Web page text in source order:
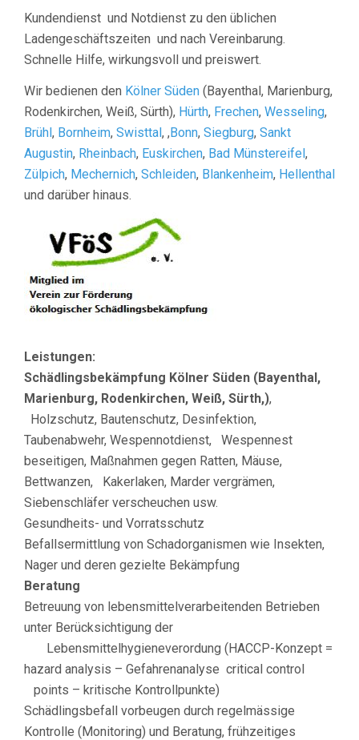
Kundendienst und Notdienst zu den üblichen
Ladengeschäftszeiten und nach Vereinbarung.
Schnelle Hilfe, wirkungsvoll und preiswert.
Wir bedienen den Kölner Süden (Bayenthal, Marienburg,
Rodenkirchen, Weiß, Sürth), Hürth, Frechen, Wesseling,
Brühl, Bornheim, Swisttal, ,Bonn, Siegburg, Sankt
Augustin, Rheinbach, Euskirchen, Bad Münstereifel,
Zülpich, Mechernich, Schleiden, Blankenheim, Hellenthal
und darüber hinaus.
Leistungen:
Schädlingsbekämpfung Kölner Süden (Bayenthal,
Marienburg, Rodenkirchen, Weiß, Sürth,),
Holzschutz, Bautenschutz, Desinfektion,
Taubenabwehr, Wespennotdienst, Wespennest
beseitigen, Maßnahmen gegen Ratten, Mäuse,
Bettwanzen, Kakerlaken, Marder vergrämen,
Siebenschläfer verscheuchen usw.
Gesundheits- und Vorratsschutz
Befallsermittlung von Schadorganismen wie Insekten,
Nager und deren gezielte Bekämpfung
Beratung
Betreuung von lebensmittelverarbeitenden Betrieben
unter Berücksichtigung der
Lebensmittelhygieneverordung (HACCP-Konzept =
hazard analysis – Gefahrenanalyse critical control
points – kritische Kontrollpunkte)
Schädlingsbefall vorbeugen durch regelmässige
Kontrolle (Monitoring) und Beratung, frühzeitiges